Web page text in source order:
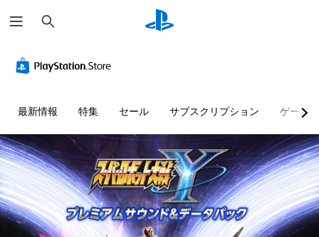
索
最新情報 特集 セール サブスクリプション ゲーム